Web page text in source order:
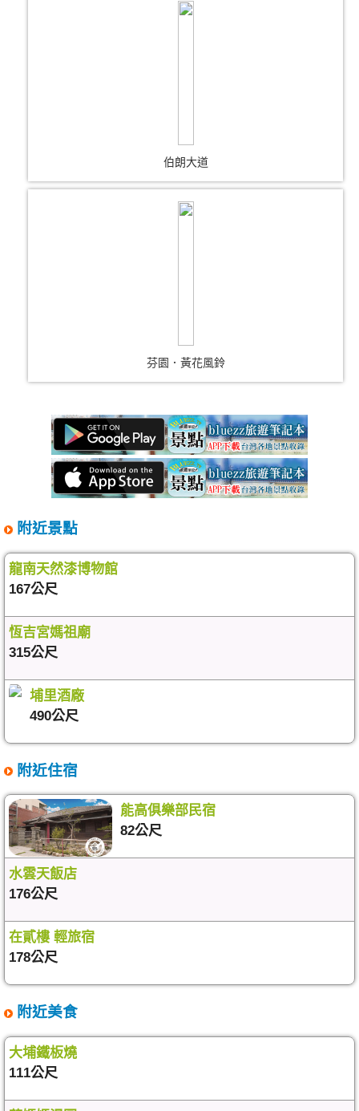
伯朗大道
芬園．黃花風鈴
附近景點
龍南天然漆博物館
167公尺
恆吉宮媽祖廟
315公尺
埔里酒廠
490公尺
附近住宿
能高俱樂部民宿
82公尺
水雲天飯店
176公尺
在貳樓 輕旅宿
178公尺
附近美食
大埔鐵板燒
111公尺